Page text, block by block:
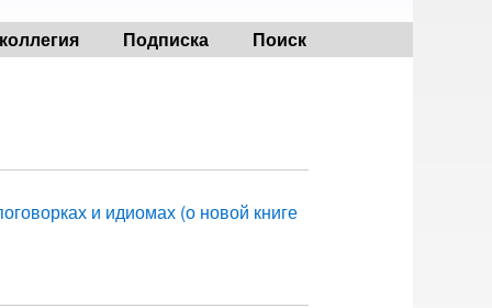
Подписка Поиск
и идиомах (о новой книге